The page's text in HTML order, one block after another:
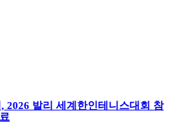
2026 발리 세계한인테니스대회 참